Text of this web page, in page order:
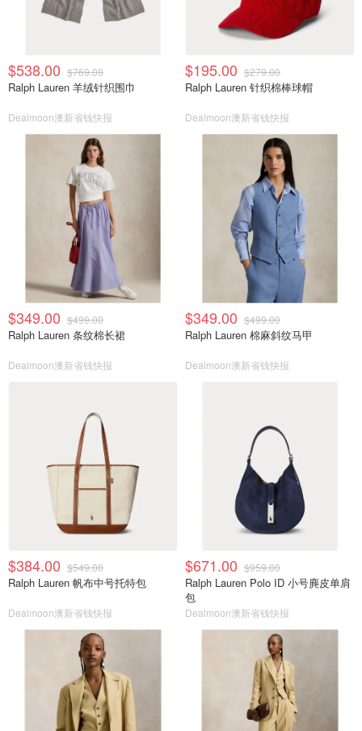
$538.00 $769.00
Ralph Lauren 羊绒针织围巾
Dealmoon澳新省钱快报
$195.00 $279.00
Ralph Lauren 针织棉棒球帽
Dealmoon澳新省钱快报
$349.00 $499.00
Ralph Lauren 条纹棉长裙
Dealmoon澳新省钱快报
$349.00 $499.00
Ralph Lauren 棉麻斜纹马甲
Dealmoon澳新省钱快报
$384.00 $549.00
Ralph Lauren 帆布中号托特包
Dealmoon澳新省钱快报
$671.00 $959.00
Ralph Lauren Polo ID 小号麂皮单肩
包
Dealmoon澳新省钱快报